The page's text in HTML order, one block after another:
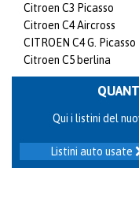
Citroen C3 Picasso
Citroen C4 Aircross
CITROEN C4 G. Picasso
Citroen C5 berlina
Qui i listini del
Listini auto usate